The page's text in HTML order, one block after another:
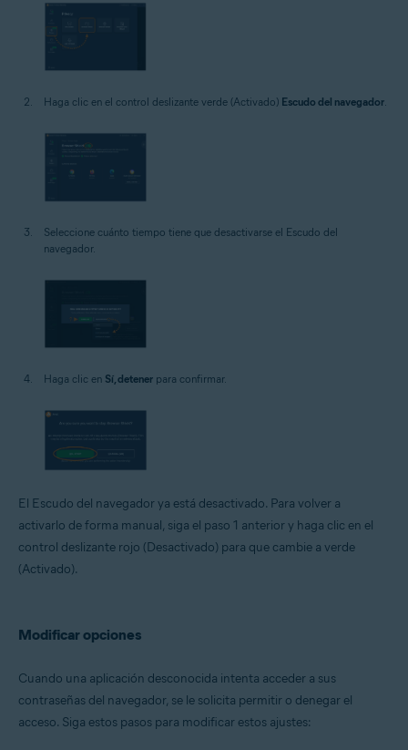
Haga clic en el control deslizante verde (Activado) Escudo del navegador
Seleccione cuánto tiempo tiene que desactivarse el Escudo del
navegador.
Haga clic en Sí, detener para confirmar.
El Escudo del navegador ya está desactivado. Para volver a
activarlo de forma manual, siga el paso 1 anterior y haga clic en el
control deslizante rojo (Desactivado) para que cambie a verde
(Activado).
Modificar opciones
Cuando una aplicación desconocida intenta acceder a sus
contraseñas del navegador, se le solicita permitir o denegar el
acceso. Siga estos pasos para modificar estos ajustes: